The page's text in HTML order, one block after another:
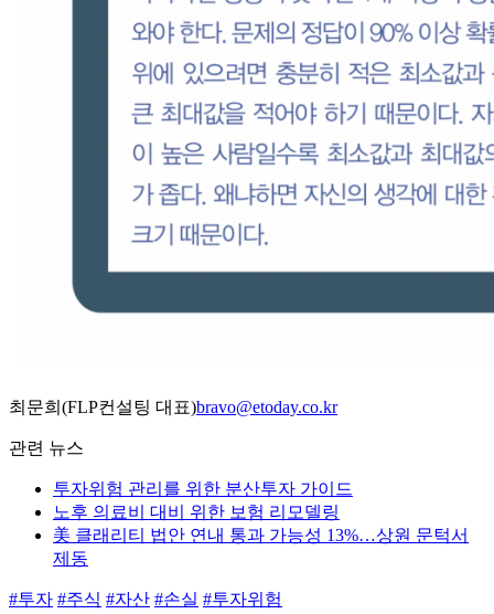
최문희(FLP컨설팅 대표)bravo@etoday.co.kr
관련 뉴스
투자위험 관리를 위한 분산투자 가이드
노후 의료비 대비 위한 보험 리모델링
美 클래리티 법안 연내 통과 가능성 13%…상원 문턱서
제동
#투자 #주식 #자산 #손실 #투자위험